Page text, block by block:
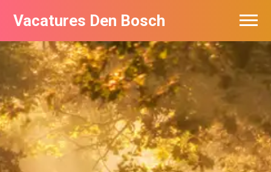
Vacatures Den Bosch
Vacatures per bedrijf in Den Bosch
De populairste vacatures in Den Bosch